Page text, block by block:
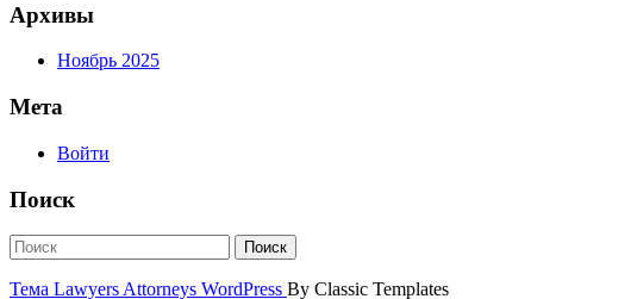
Архивы
Ноябрь 2025
Мета
Войти
Поиск
Тема Lawyers Attorneys WordPress By Classic Templates